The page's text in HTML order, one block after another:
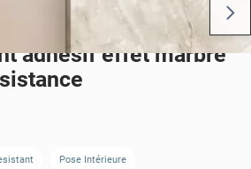
adhésif effet marbre
Pose Intérieure